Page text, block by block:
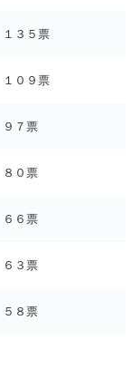
１３５票
１０９票
９７票
８０票
６６票
６３票
５８票